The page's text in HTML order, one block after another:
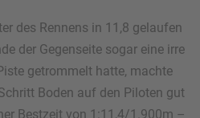
des Rennens in 11,8 gelaufen
der Gegenseite sogar eine irre
getrommelt hatte, machte
Boden auf den Piloten gut
Bestzeit von 1:11,4/1.900m –